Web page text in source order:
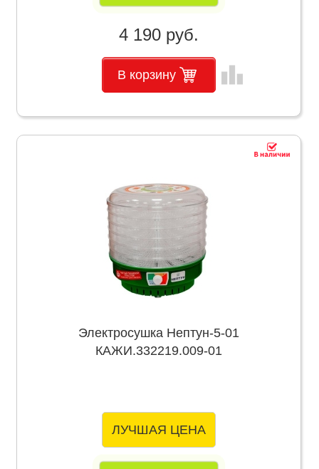
4 190 руб.
В корзину leaderboard
Электросушка Нептун-5-01
КАЖИ.332219.009-01
ЛУЧШАЯ ЦЕНА